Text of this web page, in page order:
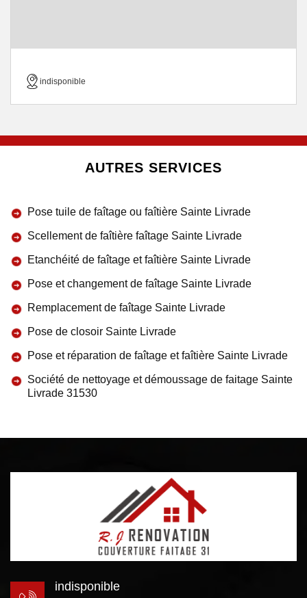
indisponible
AUTRES SERVICES
Pose tuile de faîtage ou faîtière Sainte Livrade
Scellement de faîtière faîtage Sainte Livrade
Etanchéité de faîtage et faîtière Sainte Livrade
Pose et changement de faîtage Sainte Livrade
Remplacement de faîtage Sainte Livrade
Pose de closoir Sainte Livrade
Pose et réparation de faîtage et faîtière Sainte Livrade
Société de nettoyage et démoussage de faitage Sainte
Livrade 31530
indisponible